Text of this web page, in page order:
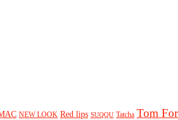
NEW LOOK Red lips SUQQU Tatcha Tom